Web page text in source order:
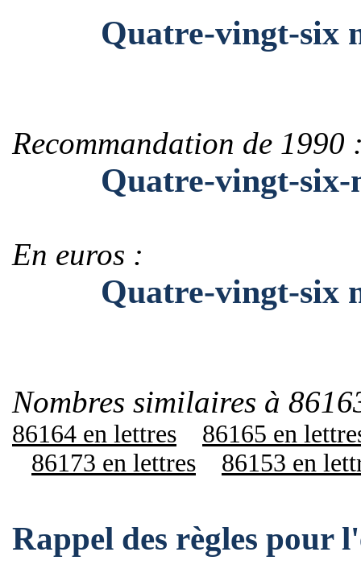
Quatre-vingt-six
Recommandation de 1990
Quatre-vingt-six-
En euros :
Quatre-vingt-six
Nombres similaires à
86164 en lettres
86165 en
86173 en lettres
86153 en
Rappel des règles pour